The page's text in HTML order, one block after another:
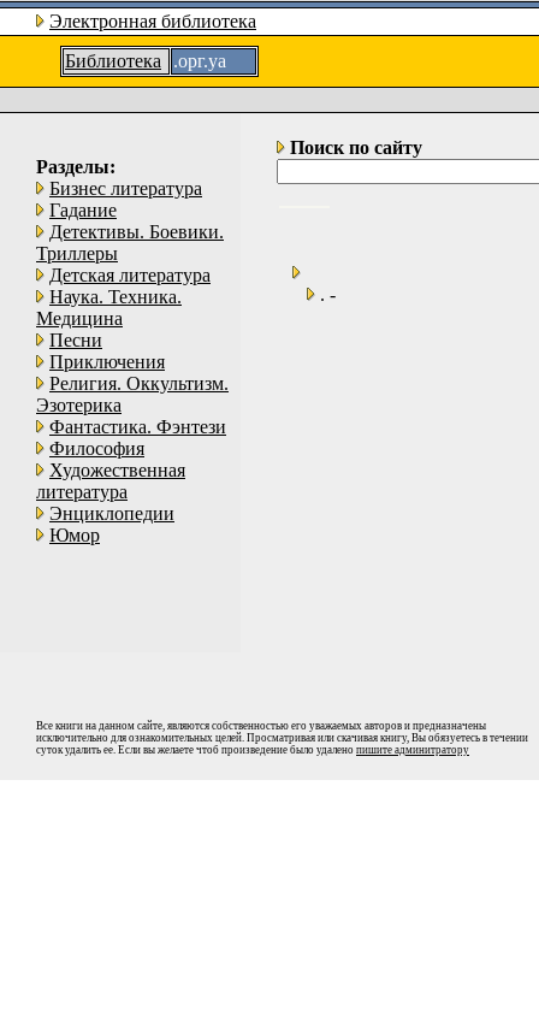
Электронная библиотека
Библиотека
.орг.уа
Разделы:
Бизнес литература
Гадание
Детективы. Боевики.
Триллеры
Детская литература
Наука. Техника.
Медицина
Песни
Приключения
Религия. Оккультизм.
Эзотерика
Фантастика. Фэнтези
Философия
Художественная
литература
Энциклопедии
Юмор
Поиск по сайту
. -
Все книги на данном сайте, являются собственностью его уважаемых авторов и предназначены
исключительно для ознакомительных целей. Просматривая или скачивая книгу, Вы обязуетесь в течении
суток удалить ее. Если вы желаете чтоб произведение было удалено пишите админитратору